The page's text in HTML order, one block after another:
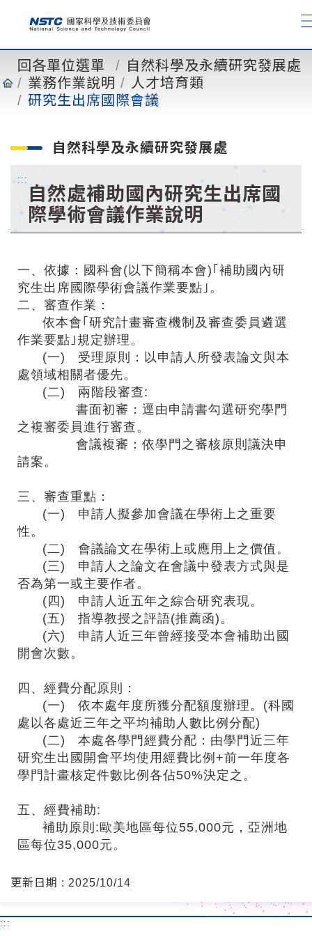
回各單位選單
自然科學及永續研究發展處
業務作業說明
人才培育類
研究生出席國際會議
自然科學及永續研究發展處
:::
自然處補助國內研究生出席國
際學術會議作業說明
一、依據：國科會(以下簡稱本會)｢補助國內研
究生出席國際學術會議作業要點｣。
二、審查作業：
依本會｢研究計畫審查機制及審查委員遴選
作業要點｣規定辦理。
(一) 受理原則：以申請人所發表論文與本
處領域相關者優先。
(二) 兩階段審查:
書面初審：逕由申請書勾選研究學門
之複審委員進行審查。
會議複審：依學門之審核原則議決申
請案。
三、審查重點：
(一) 申請人擬參加會議在學術上之重要
性。
(二) 會議論文在學術上或應用上之價值。
(三) 申請人之論文在會議中發表方式與是
否為第一或主要作者。
(四) 申請人近五年之綜合研究表現。
(五) 指導教授之評語(推薦函)。
(六) 申請人近三年曾經接受本會補助出國
開會次數。
四、經費分配原則：
(一) 依本處年度所獲分配額度辦理。(科國
處以各處近三年之平均補助人數比例分配)
(二) 本處各學門經費分配：由學門近三年
研究生出國開會平均使用經費比例+前一年度各
學門計畫核定件數比例各佔50%決定之。
五、經費補助:
補助原則:歐美地區每位55,000元，亞洲地
區每位35,000元。
更新日期 : 2025/10/14
:::